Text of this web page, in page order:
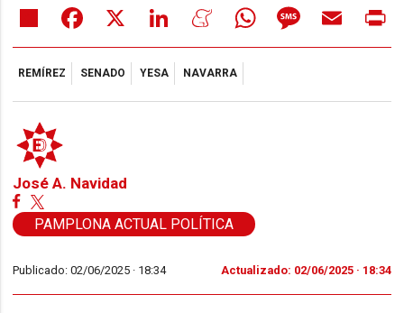
Share Facebook LinkedIn MeneameWhatsAppMessageEmail
REMÍREZ SENADO YESA NAVARRA
José A. Navidad
PAMPLONA ACTUAL POLÍTICA
Publicado: 02/06/2025 · 18:34 Actualizado: 02/06/2025 · 18:34